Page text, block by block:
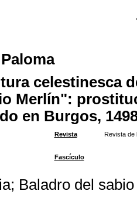
celestinesca
Merlín":
en Burgos,
Revista Revista de
Fascículo
; Baladro del